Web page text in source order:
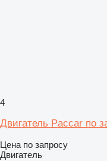
4
Двигатель Paccar по
Цена по запросу
Двигатель